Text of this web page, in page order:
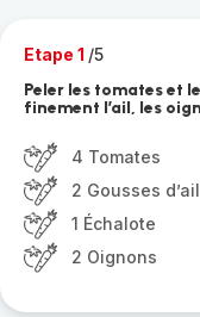
Etape 1 /5
Peler les tomates et
finement l’ail, les
4 Tomates
2 Gousses d’ail
1 Échalote
2 Oignons